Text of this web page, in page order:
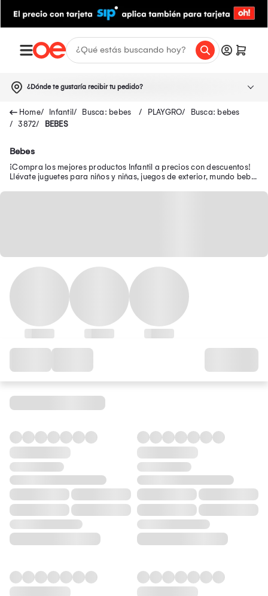
¿Dónde te gustaría recibir tu pedido?
Infantil Busca: bebes PLAYGRO
Busca: bebes
3872
BEBES
Bebes
¡Compra los mejores productos Infantil a precios con descuentos!
Llévate juguetes para niños y niñas, juegos de exterior, mundo bebé,